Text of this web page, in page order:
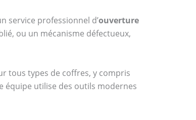
service professionnel d’ouverture
ou un mécanisme défectueux,
tous types de coffres, y compris
équipe utilise des outils modernes